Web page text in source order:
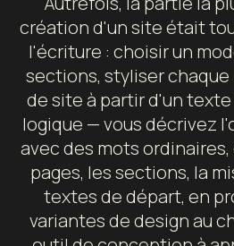
création d'un site était
l'écriture : choisir un
sections, styliser
de site à partir d'un
logique — vous décrivez
avec des mots
pages, les sections, la
textes de départ, en
variantes de design au